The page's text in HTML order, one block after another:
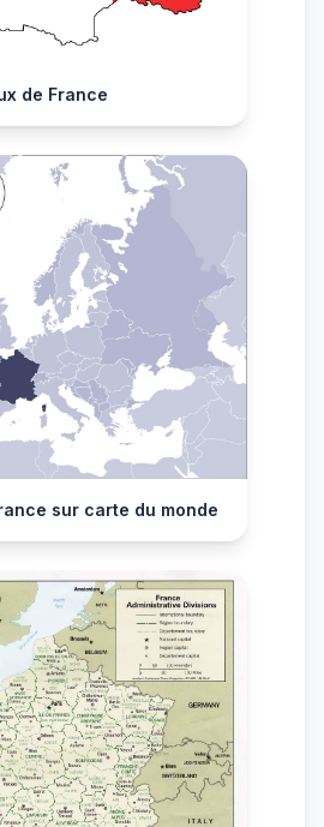
de France
sur carte du monde